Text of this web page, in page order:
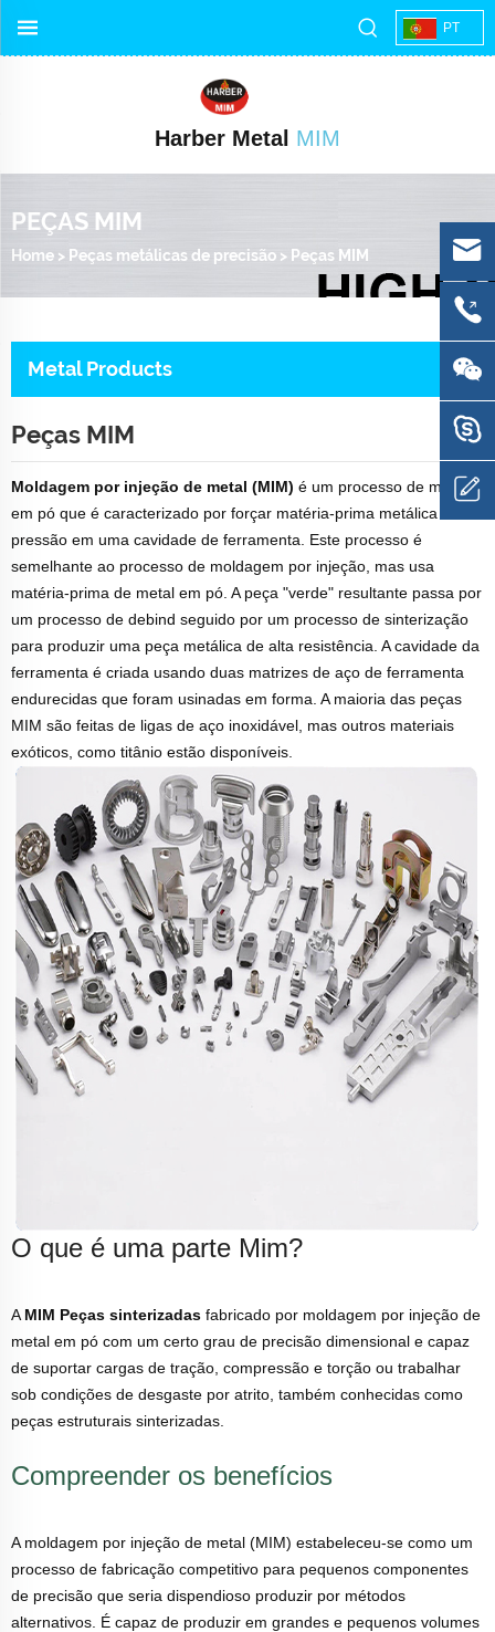
PT
Harber Metal MIM
PEÇAS MIM
Home > Peças metálicas de precisão > Peças MIM
Metal Products
Peças MIM
Moldagem por injeção de metal (MIM) é um processo de metal
em pó que é caracterizado por forçar matéria-prima metálica sob
pressão em uma cavidade de ferramenta. Este processo é
semelhante ao processo de moldagem por injeção, mas usa
matéria-prima de metal em pó. A peça "verde" resultante passa por
um processo de debind seguido por um processo de sinterização
para produzir uma peça metálica de alta resistência. A cavidade da
ferramenta é criada usando duas matrizes de aço de ferramenta
endurecidas que foram usinadas em forma. A maioria das peças
MIM são feitas de ligas de aço inoxidável, mas outros materiais
exóticos, como titânio estão disponíveis.
O que é uma parte Mim?
A MIM Peças sinterizadas fabricado por moldagem por injeção de
metal em pó com um certo grau de precisão dimensional e capaz
de suportar cargas de tração, compressão e torção ou trabalhar
sob condições de desgaste por atrito, também conhecidas como
peças estruturais sinterizadas.
Compreender os benefícios
A moldagem por injeção de metal (MIM) estabeleceu-se como um
processo de fabricação competitivo para pequenos componentes
de precisão que seria dispendioso produzir por métodos
alternativos. É capaz de produzir em grandes e pequenos volumes